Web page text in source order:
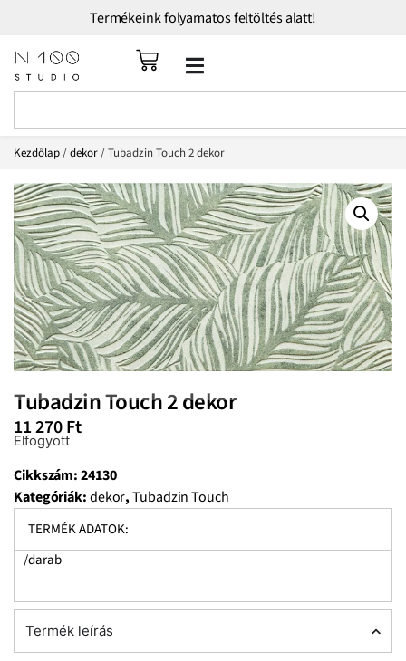
Termékeink folyamatos feltöltés alatt!
Kezdőlap/dekor/ Tubadzin Touch 2 dekor
Tubadzin Touch 2 dekor
11 270Ft
Elfogyott
Cikkszám:24130
Kategóriák:dekor,Tubadzin Touch
TERMÉK ADATOK:
/darab
Termék leírás